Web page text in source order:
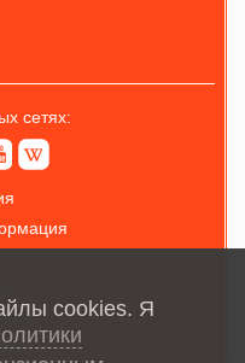
сетях:
cookies. Я